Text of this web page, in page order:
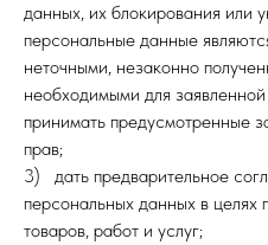
данных, их блокирования или
персональные данные
неточными, незаконно
необходимыми для
принимать предусмотренные
прав;
3) дать предварительное
персональных данных в целях
товаров, работ и услуг;